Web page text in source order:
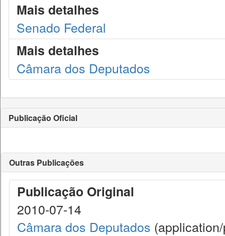
Mais detalhes
Senado Federal
Mais detalhes
Câmara dos Deputados
Publicação Oficial
Outras Publicações
Publicação Original
2010-07-14
Câmara dos Deputados